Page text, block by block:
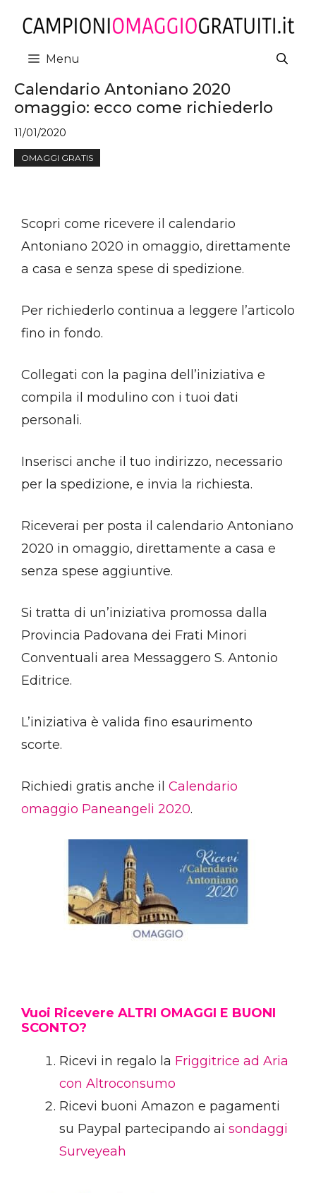
contenuto
Menu
Calendario Antoniano 2020
omaggio: ecco come richiederlo
11/01/2020
OMAGGI GRATIS
Scopri come ricevere il calendario
Antoniano 2020 in omaggio, direttamente
a casa e senza spese di spedizione.
Per richiederlo continua a leggere l’articolo
fino in fondo.
Collegati con la pagina dell’iniziativa e
compila il modulino con i tuoi dati
personali.
Inserisci anche il tuo indirizzo, necessario
per la spedizione, e invia la richiesta.
Riceverai per posta il calendario Antoniano
2020 in omaggio, direttamente a casa e
senza spese aggiuntive.
Si tratta di un’iniziativa promossa dalla
Provincia Padovana dei Frati Minori
Conventuali area Messaggero S. Antonio
Editrice.
L’iniziativa è valida fino esaurimento
scorte.
Richiedi gratis anche il Calendario
omaggio Paneangeli 2020.
Vuoi Ricevere ALTRI OMAGGI E BUONI
SCONTO?
Ricevi in regalo la Friggitrice ad Aria
con Altroconsumo
Ricevi buoni Amazon e pagamenti
su Paypal partecipando ai sondaggi
Surveyeah